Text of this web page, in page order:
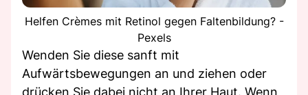
Helfen Crèmes mit Retinol gegen Faltenbildung? -
Pexels
Wenden Sie diese sanft mit
Aufwärtsbewegungen an und ziehen oder
drücken Sie dabei nicht an Ihrer Haut. Wenn